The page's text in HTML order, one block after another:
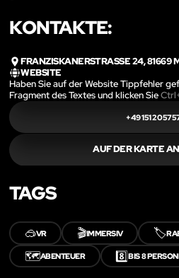
KONTAKTE:
FRANZISKANERSTRASSE 24, 81669
WEBSITE
Haben Sie auf der Website Tippfehler
Fragment des Textes und klicken Sie
+49 151
AUF DER KARTE
TAGS
🥽VR 🎬IMMERSIV 🏷️
🗺️ABENTEUER 8️⃣BIS 8